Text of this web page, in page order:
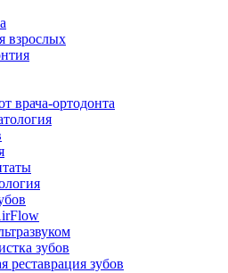
взрослых
врача-ортодонта
зубов
реставрация зубов